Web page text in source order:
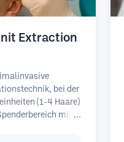
Extraction
bei der
(1-4 Haare)
mit